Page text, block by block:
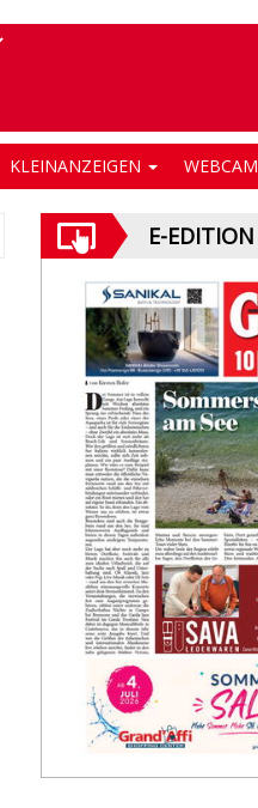
KLEINANZEIGEN WEBCAM
E-EDITION